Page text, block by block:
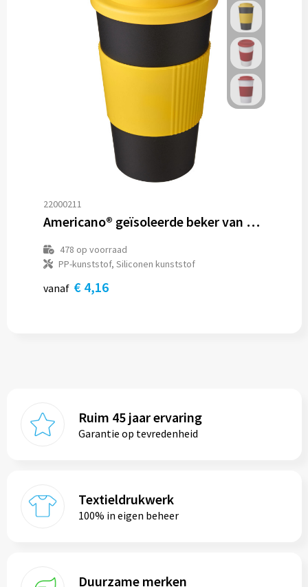
22000211
Americano® geïsoleerde beker van 350 ml met handgreep
478 op voorraad
PP-kunststof, Siliconen kunststof
vanaf € 4,16
Ruim 45 jaar ervaring
Garantie op tevredenheid
Textieldrukwerk
100% in eigen beheer
Duurzame merken